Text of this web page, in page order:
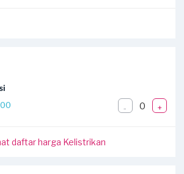
- 0 +
daftar harga Kelistrikan